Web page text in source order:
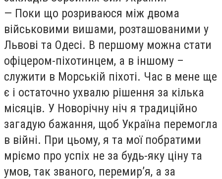
— Поки що розриваюся між двома
військовими вишами, розташованими у
Львові та Одесі. В першому можна стати
офіцером-піхотинцем, а в іншому –
служити в Морській піхоті. Час в мене ще
є і остаточно ухвалю рішення за кілька
місяців. У Новорічну ніч я традиційно
загадую бажання, щоб Україна перемогла
в війні. При цьому, я та мої побратими
мріємо про успіх не за будь-яку ціну та
умов, так званого, перемир’я, а за